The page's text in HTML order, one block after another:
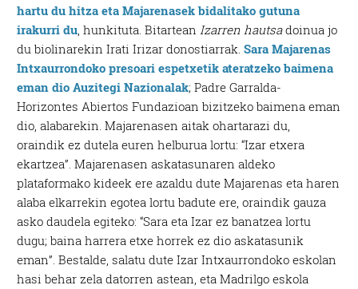
hartu du hitza eta Majarenasek bidalitako gutuna
irakurri du, hunkituta. BitarteanIzarren hautsadoinua jo
du biolinarekin Irati Irizar donostiarrak.Sara Majarenas
Intxaurrondoko presoari espetxetik ateratzeko baimena
eman dio Auzitegi Nazionalak; Padre Garralda-
Horizontes Abiertos Fundazioan bizitzeko baimena eman
dio, alabarekin. Majarenasen aitak ohartarazi du,
oraindik ez dutela euren helburua lortu: “Izar etxera
ekartzea”. Majarenasen askatasunaren aldeko
plataformako kideek ere azaldu dute Majarenas eta haren
alaba elkarrekin egotea lortu badute ere, oraindik gauza
asko daudela egiteko: “Sara eta Izar ez banatzea lortu
dugu; baina harrera etxe horrek ez dio askatasunik
eman”. Bestalde, salatu dute Izar Intxaurrondoko eskolan
hasi behar zela datorren astean, eta Madrilgo eskola